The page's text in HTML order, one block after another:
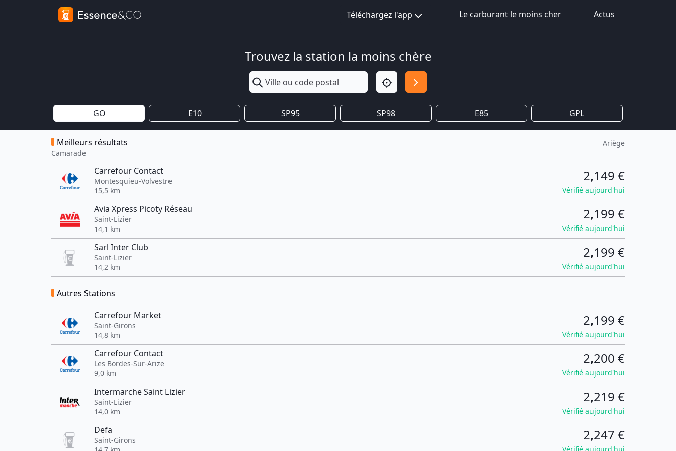
Téléchargez l'app Le carburant le moins cher Actus
Trouvez la station la moins chère
GO E10 SP95 SP98 E85 GPL
Meilleurs résultats
Camarade
Ariège
Carrefour Contact
Montesquieu-Volvestre
15,5 km
2,149 €
Vérifié aujourd'hui
Avia Xpress Picoty Réseau
Saint-Lizier
14,1 km
2,199 €
Vérifié aujourd'hui
Sarl Inter Club
Saint-Lizier
14,2 km
2,199 €
Vérifié aujourd'hui
Autres Stations
Carrefour Market
Saint-Girons
14,8 km
2,199 €
Vérifié aujourd'hui
Carrefour Contact
Les Bordes-Sur-Arize
9,0 km
2,200 €
Vérifié aujourd'hui
Intermarche Saint Lizier
Saint-Lizier
14,0 km
2,219 €
Vérifié aujourd'hui
Defa
Saint-Girons
2,247 €